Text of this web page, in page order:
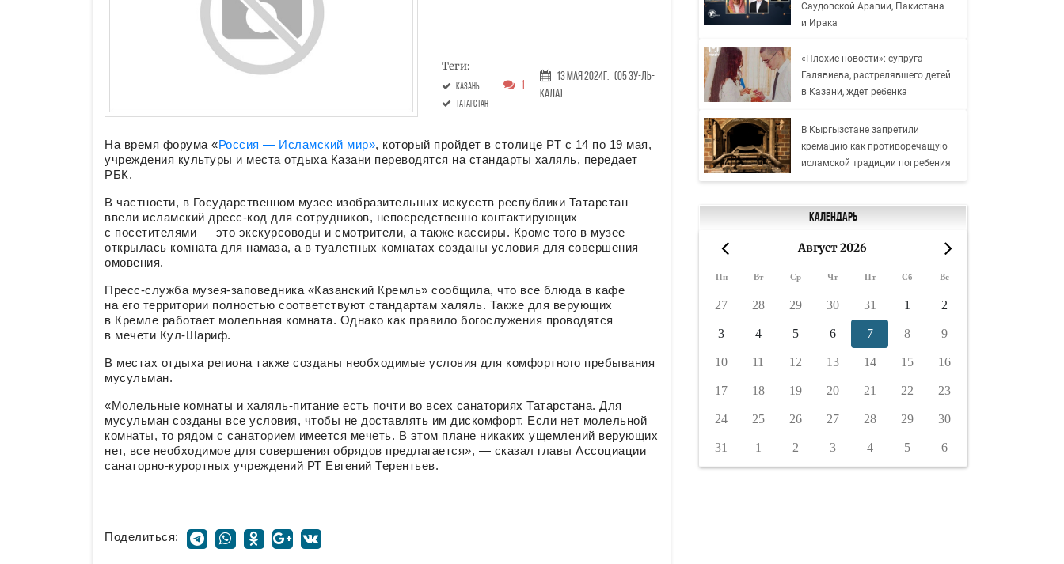
Теги:
Казань
Татарстан
1
13 Мая 2024г. (05 Зу-ль-
када)
На время форума «Россия — Исламский мир», который пройдет в столице РТ с 14 по 19 мая,
учреждения культуры и места отдыха Казани переводятся на стандарты халяль, передает
РБК.
В частности, в Государственном музее изобразительных искусств республики Татарстан
ввели исламский дресс-код для сотрудников, непосредственно контактирующих
с посетителями — это экскурсоводы и смотрители, а также кассиры. Кроме того в музее
открылась комната для намаза, а в туалетных комнатах созданы условия для совершения
омовения.
Пресс-служба музея-заповедника «Казанский Кремль» сообщила, что все блюда в кафе
на его территории полностью соответствуют стандартам халяль. Также для верующих
в Кремле работает молельная комната. Однако как правило богослужения проводятся
в мечети Кул-Шариф.
В местах отдыха региона также созданы необходимые условия для комфортного пребывания
мусульман.
«Молельные комнаты и халяль-питание есть почти во всех санаториях Татарстана. Для
мусульман созданы все условия, чтобы не доставлять им дискомфорт. Если нет молельной
комнаты, то рядом с санаторием имеется мечеть. В этом плане никаких ущемлений верующих
нет, все необходимое для совершения обрядов предлагается», — сказал главы Ассоциации
санаторно-курортных учреждений РТ Евгений Терентьев.
Поделиться:
Саудовской Аравии, Пакистана
и Ирака
«Плохие новости»: супруга
Галявиева, растрелявшего детей
в Казани, ждет ребенка
В Кыргызстане запретили
кремацию как противоречащую
исламской традиции погребения
Календарь
Август 2026
Пн Вт Ср Чт Пт Сб Вс
27 28 29 30 31 1 2
3 4 5 6 7 8 9
10 11 12 13 14 15 16
17 18 19 20 21 22 23
24 25 26 27 28 29 30
31 1 2 3 4 5 6